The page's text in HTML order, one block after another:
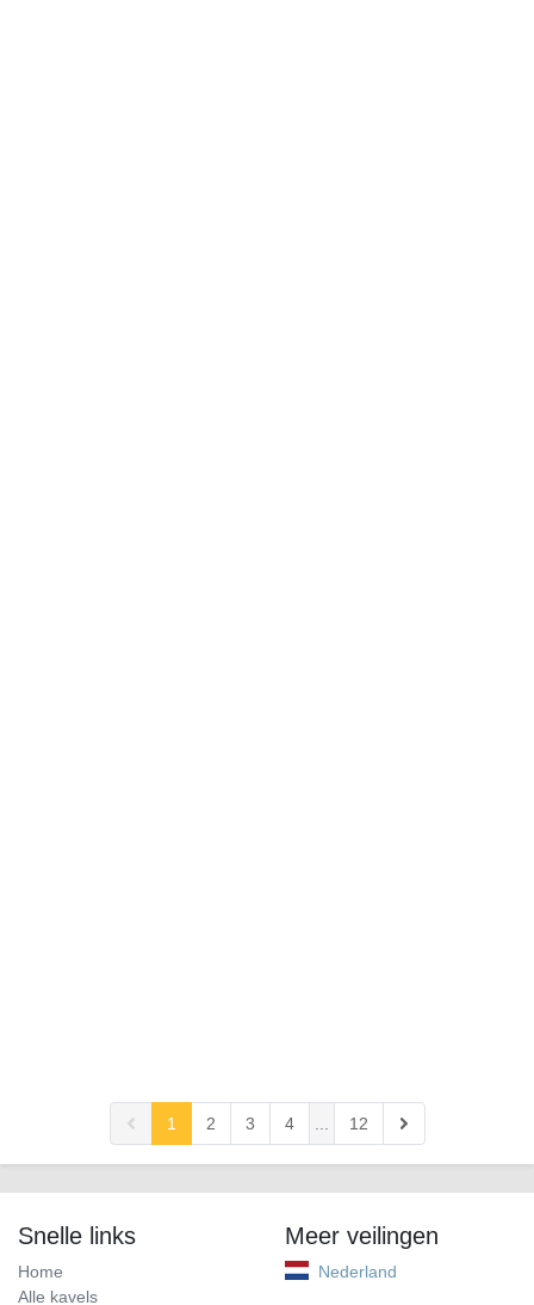
1 2 3 4 12
Snelle links
Home
Alle kavels
Meer veilingen
Nederland